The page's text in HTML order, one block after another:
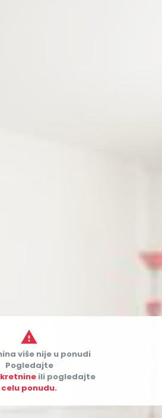

više nije u ponudi
Pogledajte
ili pogledajte
celu ponudu.